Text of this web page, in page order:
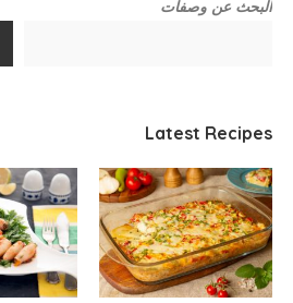
البحث عن وصفات
Latest Recipes